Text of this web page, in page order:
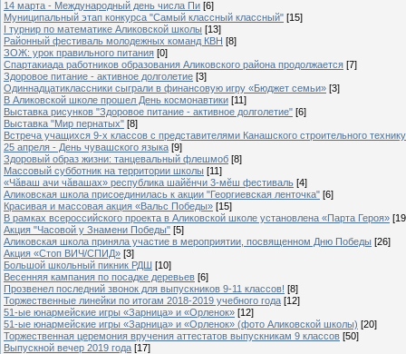
14 марта - Международный день числа Пи [6]
Муниципальный этап конкурса "Самый классный классный" [15]
I турнир по математике Аликовской школы [13]
Районный фестиваль молодежных команд КВН [8]
ЗОЖ: урок правильного питания [0]
Спартакиада работников образования Аликовского района продолжается [7]
Здоровое питание - активное долголетие [3]
Одиннадцатиклассники сыграли в финансовую игру «Бюджет семьи» [3]
В Аликовской школе прошел День космонавтики [11]
Выставка рисунков "Здоровое питание - активное долголетие" [6]
Выставка "Мир пернатых" [8]
Встреча учащихся 9-х классов с представителями Канашского строительного
25 апреля - День чувашского языка [9]
Здоровый образ жизни: танцевальный флешмоб [8]
Массовый субботник на территории школы [11]
«Чăваш ачи чăвашах» республика шайĕнчи 3-мĕш фестиваль [4]
Аликовская школа присоединилась к акции "Георгиевская ленточка" [6]
Красивая и массовая акция «Вальс Победы» [15]
В рамках всероссийского проекта в Аликовской школе установлена «Парта Героя»
Акция "Часовой у Знамени Победы" [5]
Аликовская школа приняла участие в мероприятии, посвященном Дню Победы [26]
Акция «Стоп ВИЧ/СПИД» [3]
Большой школьный пикник РДШ [10]
Весенняя кампания по посадке деревьев [6]
Прозвенел последний звонок для выпускников 9-11 классов! [8]
Торжественные линейки по итогам 2018-2019 учебного года [12]
51-ые юнармейские игры «Зарница» и «Орленок» [12]
51-ые юнармейские игры «Зарница» и «Орленок» (фото Аликовской школы) [20]
Торжественная церемония вручения аттестатов выпускникам 9 классов [50]
Выпускной вечер 2019 года [17]